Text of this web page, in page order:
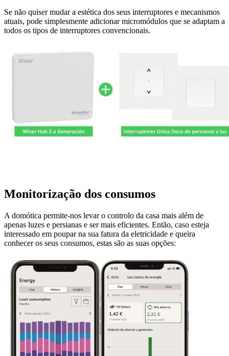
Se não quiser mudar a estética dos seus interruptores e mecanismos
atuais, pode simplesmente adicionar micromódulos que se adaptam a
todos os tipos de interruptores convencionais.
Monitorização dos consumos
A domótica permite-nos levar o controlo da casa mais além de
apenas luzes e persianas e ser mais eficientes. Então, caso esteja
interessado em poupar na sua fatura da eletricidade e queira
conhecer os seus consumos, estas são as suas opções: